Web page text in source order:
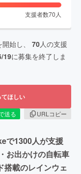
支援者数70 人
始し、 70人の支援
19に募集を終了しま
ほしい
送る
URLコピー
で1300人が支援
お出かけの自転車
搭載のレインウェ